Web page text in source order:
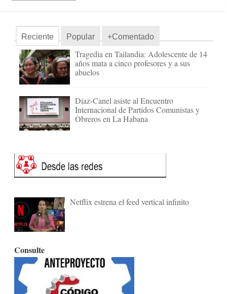
Reciente Popular +Comentado
Tragedia en Tailandia: Adolescente de 14
años mata a cinco profesores y a sus
abuelos
Díaz-Canel asiste al Encuentro
Internacional de Partidos Comunistas y
Obreros en La Habana
Netflix estrena el feed vertical infinito
Consulte